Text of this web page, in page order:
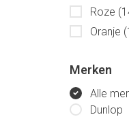
Roze
Oranje
Merken
Alle
Dunlop